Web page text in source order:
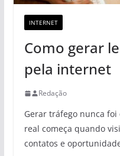
INTERNET
Como gerar
pela internet
Redação
Gerar tráfego nunca
real começa quando
contatos e